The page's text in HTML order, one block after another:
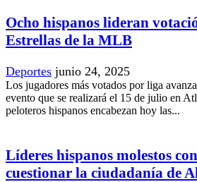
Ocho hispanos lideran
Estrellas de la MLB
Deportes junio 24, 2025
Los jugadores más votados por liga
evento que se realizará el 15 de julio en
peloteros hispanos encabezan hoy las...
Líderes hispanos molestos
cuestionar la ciudadanía de